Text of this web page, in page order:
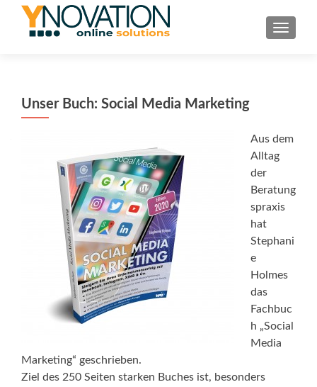
Unser Buch: Social Media Marketing
Aus dem
Alltag
der
Beratung
spraxis
hat
Stephani
e
Holmes
das
Fachbuc
h „Social
Media
Marketing“ geschrieben.
Ziel des 250 Seiten starken Buches ist, besonders